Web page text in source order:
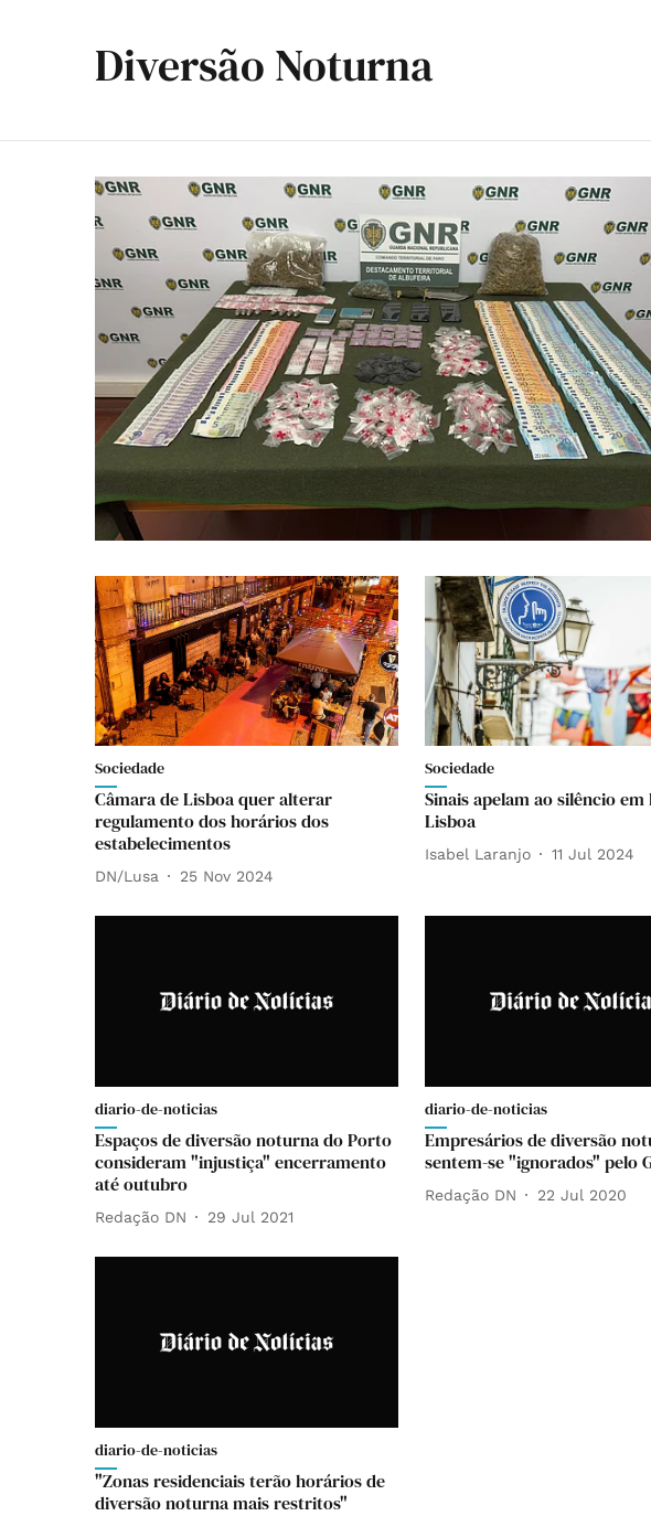
Diversão Noturna
Sociedade
Câmara de Lisboa quer alterar
regulamento dos horários dos
estabelecimentos
DN/Lusa 25 Nov 2024
Sociedade
Sinais apelam ao silêncio
Lisboa
Isabel Laranjo 11 Jul 2024
diario-de-noticias
Espaços de diversão noturna do Porto
consideram "injustiça" encerramento
até outubro
Redação DN 29 Jul 2021
diario-de-noticias
Empresários de diversão
sentem-se "ignorados" pelo
Redação DN 22 Jul 2020
diario-de-noticias
"Zonas residenciais terão horários de
diversão noturna mais restritos"